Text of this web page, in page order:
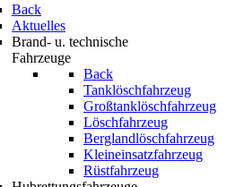
Back
Aktuelles
Brand- u. technische
Fahrzeuge
Back
Tanklöschfahrzeug
Großtanklöschfahrzeug
Löschfahrzeug
Berglandlöschfahrzeug
Kleineinsatzfahrzeug
Rüstfahrzeug